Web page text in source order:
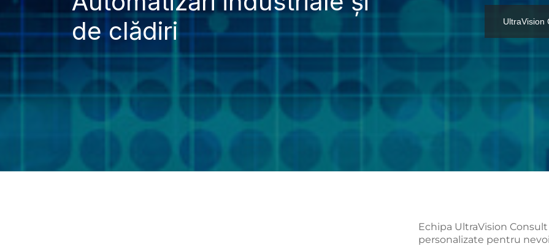
de clădiri
UltraVision
Echipa UltraVision
personalizate pentru